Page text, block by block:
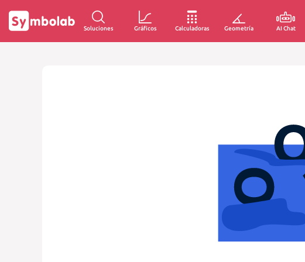
Soluciones Gráficos Calculadoras Geometría AI Chat